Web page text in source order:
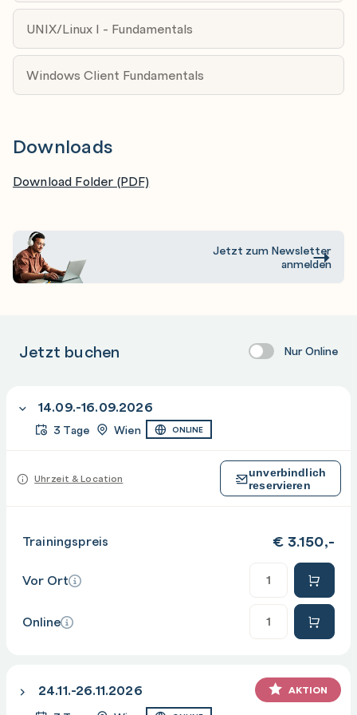
Application Software Security
Incident Response and Management
Penetration Tests and Red Team Exercises
Ransomware-safe Backup Management
UNIX/Linux I - Fundamentals
Windows Client Fundamentals
Downloads
Download Folder (PDF)
Jetzt zum Newsletter
anmelden
Jetzt buchen Nur Online
14.09.-16.09.2026
3 Tage Wien ONLINE
Uhrzeit & Location
unverbindlich
reservieren
Trainingspreis € 3.150,-
Vor Ort
Online
24.11.-26.11.2026 AKTION